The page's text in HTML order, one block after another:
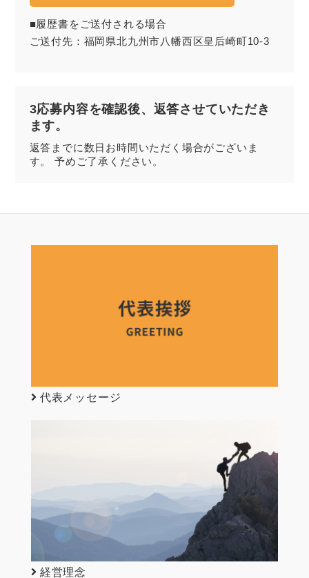
■履歴書をご送付される場合
ご送付先：福岡県北九州市八幡西区皇后崎町10-3
3応募内容を確認後、返答させていただき
ます。
返答までに数日お時間いただく場合がございま
す。 予めご了承ください。
代表メッセージ
経営理念